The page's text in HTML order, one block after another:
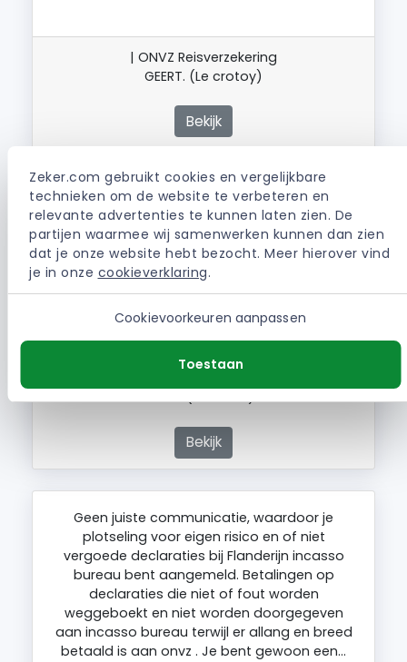
Zeker.com gebruikt cookies en vergelijkbare
technieken om de website te verbeteren en
relevante advertenties te kunnen laten zien. De
partijen waarmee wij samenwerken kunnen dan zien
dat je onze website hebt bezocht. Meer hierover vind
je in onze cookieverklaring.
Cookievoorkeuren aanpassen
Toestaan
| ONVZ Reisverzekering
GEERT. (Le crotoy)
Bekijk
Na jaren klant te zijn geweest bij ONVZ kan ik
iedereen alleen maar waarschuwen: blijf hier
ver vandaan. En let op: ONVZ is onderdeel van
de VGZ-groep, dus ook VGZ zou ik in de
toekomst mijden. Waarom zo slecht? ONVZ
lijkt uitsluitend gericht op het afwijzen of
bemoeilijken van vergoedingen,…
MIKE. (haarlem)
Bekijk
Geen juiste communicatie, waardoor je
plotseling voor eigen risico en of niet
vergoede declaraties bij Flanderijn incasso
bureau bent aangemeld. Betalingen op
declaraties die niet of fout worden
weggeboekt en niet worden doorgegeven
aan incasso bureau terwijl er allang en breed
betaald is aan onvz . Je bent gewoon een…